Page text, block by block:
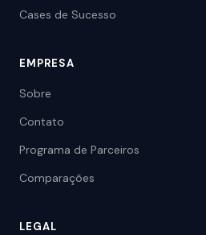
Cases de Sucesso
EMPRESA
Sobre
Contato
Programa de Parceiros
Comparações
LEGAL